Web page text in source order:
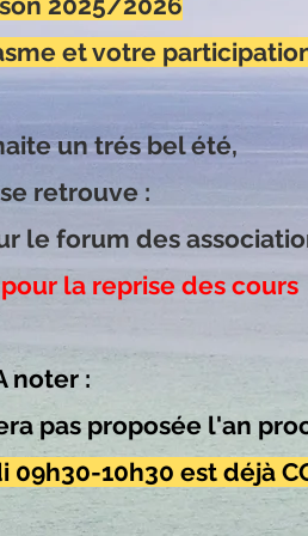
un trés bel été,
se retrouve :
le forum des
la reprise des cours
noter :
pas proposée l'an
"Horaires, Lieux,
changements.
et votre
un trés bel été,
retrouve :
le forum des
la reprise des cours
noter :
pas proposée l'an
10h30 est déjà